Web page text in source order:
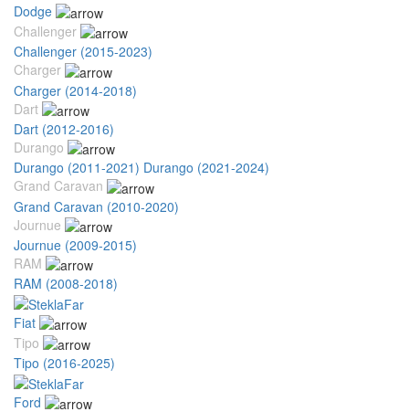
Dodge
Challenger
Challenger (2015-2023)
Charger
Charger (2014-2018)
Dart
Dart (2012-2016)
Durango
Durango (2011-2021) Durango (2021-2024)
Grand Caravan
Grand Caravan (2010-2020)
Journue
Journue (2009-2015)
RAM
RAM (2008-2018)
Fiat
Tipo
Tipo (2016-2025)
Ford